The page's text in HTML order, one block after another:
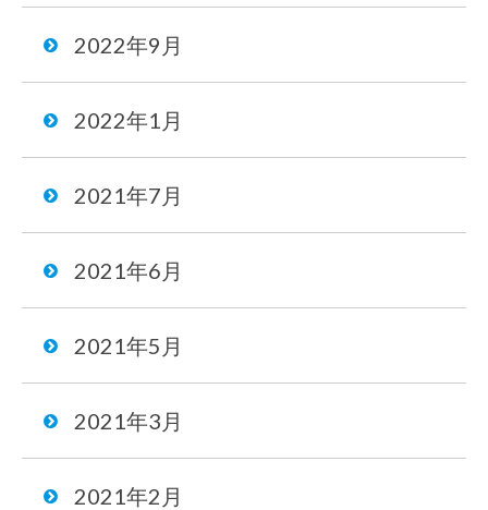
2022年9月
2022年1月
2021年7月
2021年6月
2021年5月
2021年3月
2021年2月